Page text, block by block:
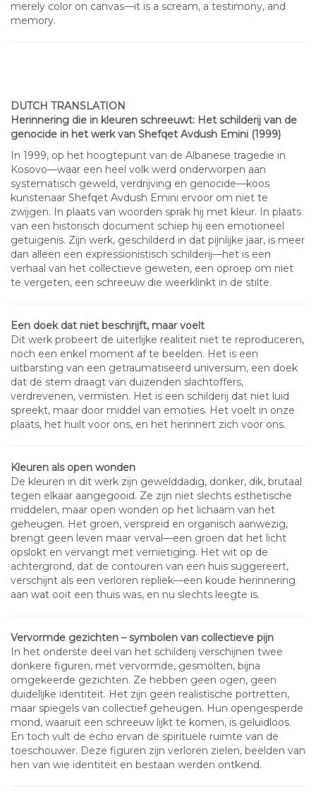
merely color on canvas—it is a scream, a testimony, and
memory.
DUTCH TRANSLATION
Herinnering die in kleuren schreeuwt: Het schilderij van de
genocide in het werk van Shefqet Avdush Emini (1999)
In 1999, op het hoogtepunt van de Albanese tragedie in
Kosovo—waar een heel volk werd onderworpen aan
systematisch geweld, verdrijving en genocide—koos
kunstenaar Shefqet Avdush Emini ervoor om niet te
zwijgen. In plaats van woorden sprak hij met kleur. In plaats
van een historisch document schiep hij een emotioneel
getuigenis. Zijn werk, geschilderd in dat pijnlijke jaar, is meer
dan alleen een expressionistisch schilderij—het is een
verhaal van het collectieve geweten, een oproep om niet
te vergeten, een schreeuw die weerklinkt in de stilte.
Een doek dat niet beschrijft, maar voelt
Dit werk probeert de uiterlijke realiteit niet te reproduceren,
noch een enkel moment af te beelden. Het is een
uitbarsting van een getraumatiseerd universum, een doek
dat de stem draagt van duizenden slachtoffers,
verdrevenen, vermisten. Het is een schilderij dat niet luid
spreekt, maar door middel van emoties. Het voelt in onze
plaats, het huilt voor ons, en het herinnert zich voor ons.
Kleuren als open wonden
De kleuren in dit werk zijn gewelddadig, donker, dik, brutaal
tegen elkaar aangegooid. Ze zijn niet slechts esthetische
middelen, maar open wonden op het lichaam van het
geheugen. Het groen, verspreid en organisch aanwezig,
brengt geen leven maar verval—een groen dat het licht
opslokt en vervangt met vernietiging. Het wit op de
achtergrond, dat de contouren van een huis suggereert,
verschijnt als een verloren repliek—een koude herinnering
aan wat ooit een thuis was, en nu slechts leegte is.
Vervormde gezichten – symbolen van collectieve pijn
In het onderste deel van het schilderij verschijnen twee
donkere figuren, met vervormde, gesmolten, bijna
omgekeerde gezichten. Ze hebben geen ogen, geen
duidelijke identiteit. Het zijn geen realistische portretten,
maar spiegels van collectief geheugen. Hun opengesperde
mond, waaruit een schreeuw lijkt te komen, is geluidloos.
En toch vult de echo ervan de spirituele ruimte van de
toeschouwer. Deze figuren zijn verloren zielen, beelden van
hen van wie identiteit en bestaan werden ontkend.